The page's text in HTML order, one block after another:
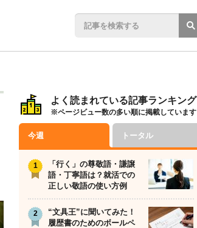
よく読まれている記事ランキング
※ページビュー数の多い順に掲載しています
今週 トータル
「行く」の尊敬語・謙譲
語・丁寧語は？就活での
正しい敬語の使い方例
“文具王”に聞いてみた！
履歴書のためのボールペ